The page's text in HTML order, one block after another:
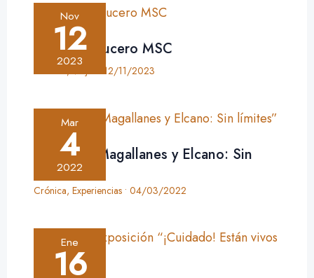
Nov
12
2023
Crónica: crucero MSC
12/11/2023
Mar
4
2022
Crónica: “Magallanes y Elcano: Sin
límites”
Crónica,Experiencias •04/03/2022
Ene
16